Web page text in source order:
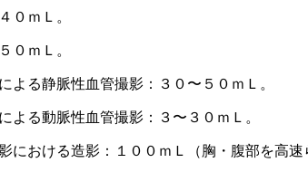
０ｍＬ。
０ｍＬ。
る静脈性血管撮影：３０〜５０ｍＬ。
る動脈性血管撮影：３〜３０ｍＬ。
おける造影：１００ｍＬ（胸・腹部を高